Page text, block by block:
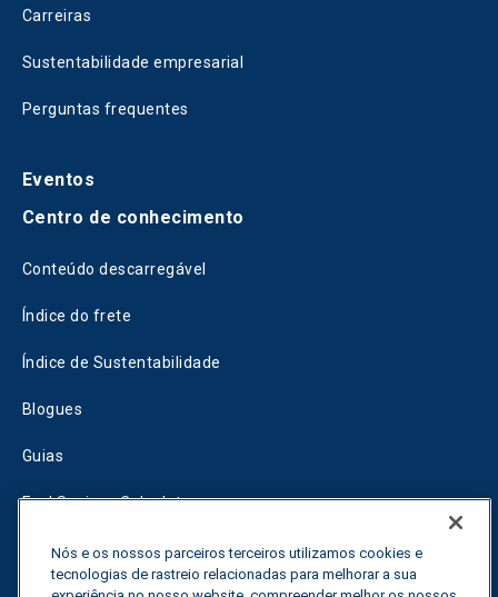
Carreiras
Sustentabilidade empresarial
Perguntas frequentes
Eventos
Centro de conhecimento
Conteúdo descarregável
Índice do frete
Índice de Sustentabilidade
Blogues
Guias
Fuel Savings Calculator
Calculadora de otimização do transporte
Nós e os nossos parceiros terceiros utilizamos cookies e
tecnologias de rastreio relacionadas para melhorar a sua